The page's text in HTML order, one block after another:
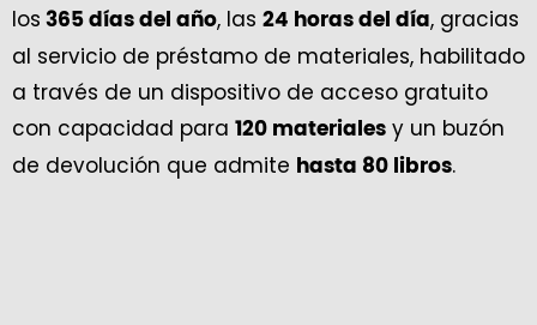
los 365 días del año, las 24 horas del día, gracias
al servicio de préstamo de materiales, habilitado
a través de un dispositivo de acceso gratuito
con capacidad para 120 materiales y un buzón
de devolución que admite hasta 80 libros.